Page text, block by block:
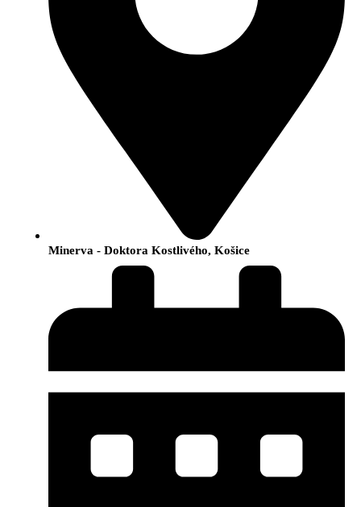
Minerva - Doktora Kostlivého, Košice